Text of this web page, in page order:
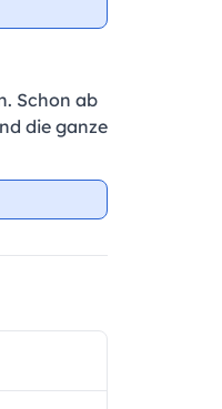
Schon ab
die ganze